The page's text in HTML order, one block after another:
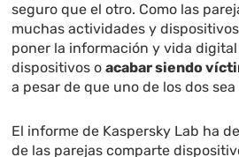
seguro que el otro. Como las
muchas actividades y
poner la información y vida
dispositivos oacabar siendo
a pesar de que uno de los dos
El informe de Kaspersky Lab ha
de las parejas comparte